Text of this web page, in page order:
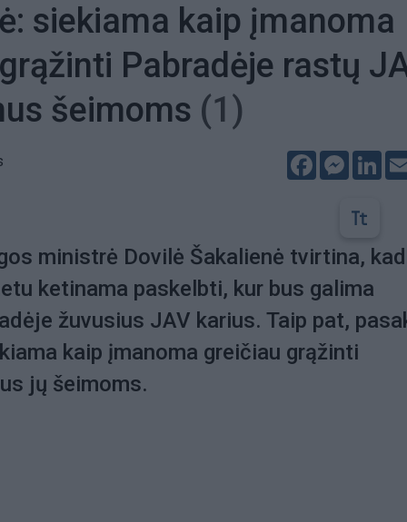
siekiama kaip įmanoma
Pabradėje rastų
šeimoms (1)
Facebook
ministrė Dovilė Šakalienė tvirtina, kad
ketinama paskelbti, kur bus galima
žuvusius JAV karius. Taip pat,
kaip įmanoma greičiau grąžinti
jų šeimoms.